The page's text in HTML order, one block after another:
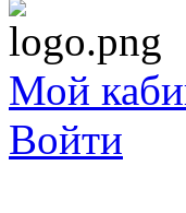
Мой
Войти